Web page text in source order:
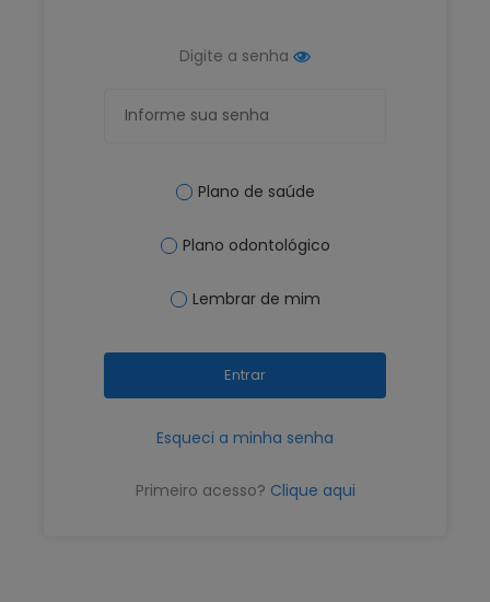
Digite a senha
Plano de saúde
Plano odontológico
Lembrar de mim
Entrar
Esqueci a minha senha
Primeiro acesso? Clique aqui